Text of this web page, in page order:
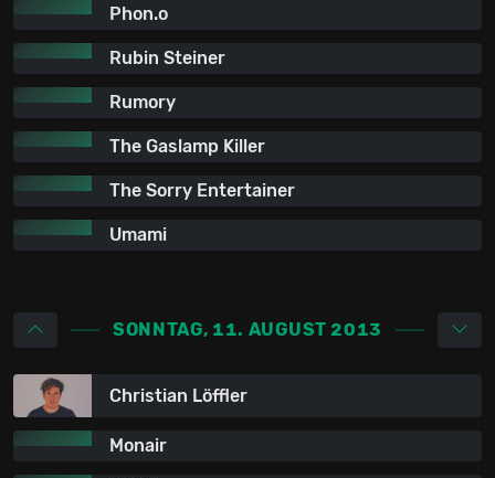
Phon.o
Rubin Steiner
Rumory
The Gaslamp Killer
The Sorry Entertainer
Umami
SONNTAG, 11. AUGUST 2013
Christian Löffler
Monair